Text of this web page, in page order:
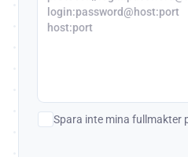
login:password@host:port
host:port
Spara inte mina fullmakter